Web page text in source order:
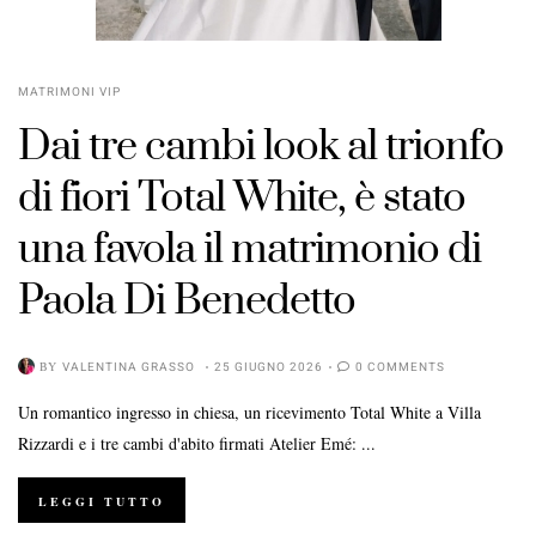
MATRIMONI VIP
Dai tre cambi look al trionfo
di fiori Total White, è stato
una favola il matrimonio di
Paola Di Benedetto
BY VALENTINA GRASSO 25 GIUGNO 2026 0 COMMENTS
Un romantico ingresso in chiesa, un ricevimento Total White a Villa
Rizzardi e i tre cambi d'abito firmati Atelier Emé: ...
LEGGI TUTTO